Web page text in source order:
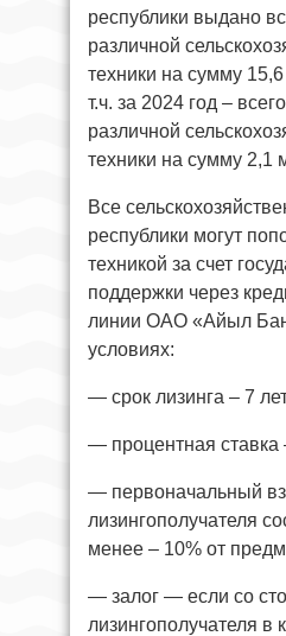
республики выдано
различной
техники на сумму
т.ч. за 2024 год –
различной
техники на сумму 2,1
Все
республики могут
техникой за счет
поддержки через
линии ОАО «Айыл
условиях:
— срок лизинга – 7
— процентная ставка
— первоначальный
лизингополучателя
менее – 10% от
— залог — если со
лизингополучателя в